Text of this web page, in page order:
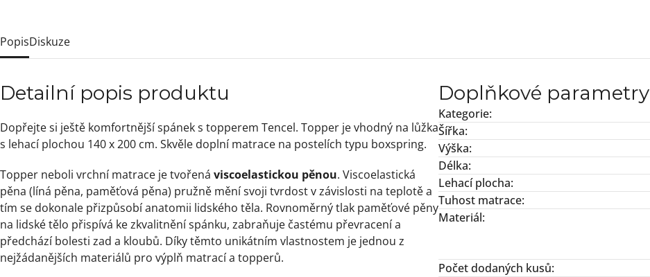
PopisDiskuze
Detailní popis produktu
Dopřejte si ještě komfortnější spánek s topperem Tencel. Topper je vhodný na lůžka
s lehací plochou 140 x 200 cm. Skvěle doplní matrace na postelích typu boxspring.
Topper neboli vrchní matrace je tvořená viscoelastickou pěnou. Viscoelastická
pěna (líná pěna, paměťová pěna) pružně mění svoji tvrdost v závislosti na teplotě a
tím se dokonale přizpůsobí anatomii lidského těla. Rovnoměrný tlak paměťové pěny
na lidské tělo přispívá ke zkvalitnění spánku, zabraňuje častému převracení a
předchází bolesti zad a kloubů. Díky těmto unikátním vlastnostem je jednou z
nejžádanějších materiálů pro výplň matrací a topperů.
Doplňkové parametry
Kategorie:
Šířka:
Výška:
Délka:
Lehací plocha:
Tuhost matrace:
Materiál:
Počet dodaných kusů: